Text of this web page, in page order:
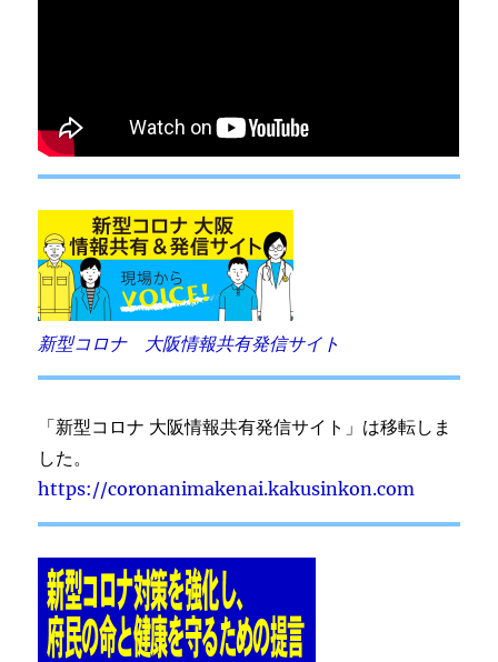
新型コロナ 大阪情報共有発信サイト
「新型コロナ 大阪情報共有発信サイト」は移転しま
した。
https://coronanimakenai.kakusinkon.com